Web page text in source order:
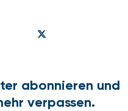
abonnieren und
verpassen.